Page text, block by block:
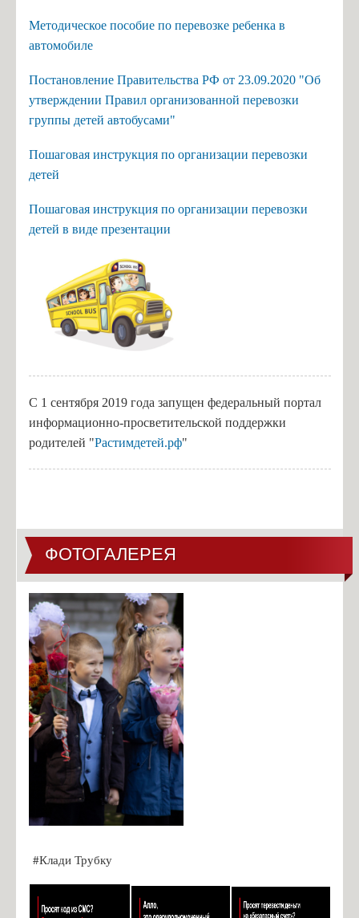
Методическое пособие по перевозке ребенка в
автомобиле
Постановление Правительства РФ от 23.09.2020 "Об
утверждении Правил организованной перевозки
группы детей автобусами"
Пошаговая инструкция по организации перевозки
детей
Пошаговая инструкция по организации перевозки
детей в виде презентации
С 1 сентября 2019 года запущен федеральный портал
информационно-просветительской поддержки
родителей "Растимдетей.рф"
ФОТОГАЛЕРЕЯ
#Клади Трубку